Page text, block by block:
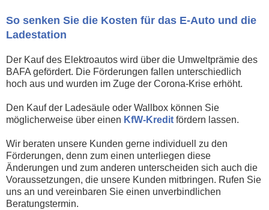
So senken Sie die Kosten für das E-Auto und die
Ladestation
Der Kauf des Elektroautos wird über die Umweltprämie des
BAFA gefördert. Die Förderungen fallen unterschiedlich
hoch aus und wurden im Zuge der Corona-Krise erhöht.
Den Kauf der Ladesäule oder Wallbox können Sie
möglicherweise über einen KfW-Kredit fördern lassen.
Wir beraten unsere Kunden gerne individuell zu den
Förderungen, denn zum einen unterliegen diese
Änderungen und zum anderen unterscheiden sich auch die
Voraussetzungen, die unsere Kunden mitbringen. Rufen Sie
uns an und vereinbaren Sie einen unverbindlichen
Beratungstermin.